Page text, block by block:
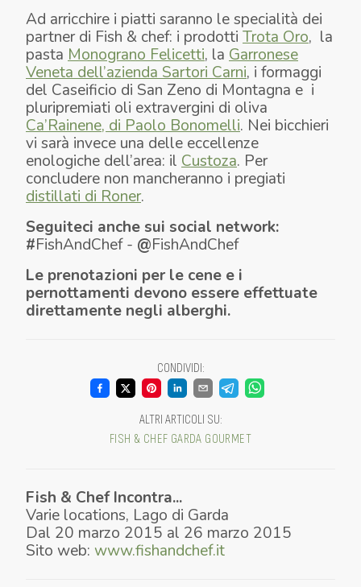
Ad arricchire i piatti saranno le specialità dei
partner di Fish & chef: i prodotti Trota Oro, la
pasta Monograno Felicetti, la Garronese
Veneta dell’azienda Sartori Carni, i formaggi
del Caseificio di San Zeno di Montagna e i
pluripremiati oli extravergini di oliva
Ca’Rainene, di Paolo Bonomelli. Nei bicchieri
vi sarà invece una delle eccellenze
enologiche dell’area: il Custoza. Per
concludere non mancheranno i pregiati
distillati di Roner.
Seguiteci anche sui social network:
#FishAndChef - @FishAndChef
Le prenotazioni per le cene e i
pernottamenti devono essere effettuate
direttamente negli alberghi.
CONDIVIDI:
ALTRI ARTICOLI SU:
FISH & CHEF GARDA GOURMET
Fish & Chef Incontra...
Varie locations, Lago di Garda
Dal 20 marzo 2015 al 26 marzo 2015
Sito web: www.fishandchef.it